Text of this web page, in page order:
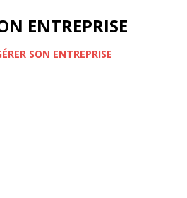
ENTREPRISE
SON ENTREPRISE